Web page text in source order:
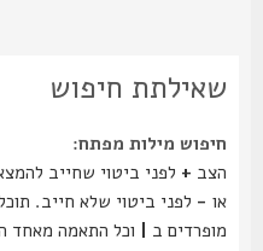
שאילתת חיפוש
חיפוש מילות מפתח:
+לפני ביטוי שחייב להמצא
לפני ביטוי שלא חייב. תוכל גם
מופרדים ב|וכל התאמה מאחד